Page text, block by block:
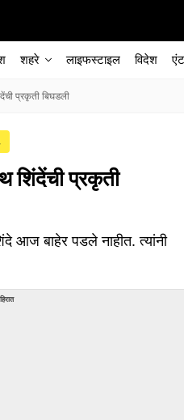
शहरे लाइफस्टाइल विदेश
प्रकृती बिघडली
शिंदेंची प्रकृती
आज बाहेर पडले नाहीत. त्यांनी